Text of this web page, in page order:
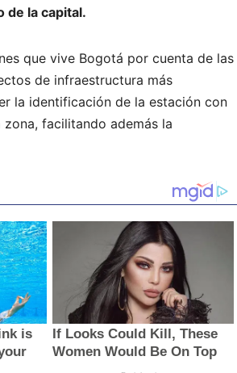
de la capital.
que vive Bogotá por cuenta de las
de infraestructura más
la identificación de la estación con
facilitando además la